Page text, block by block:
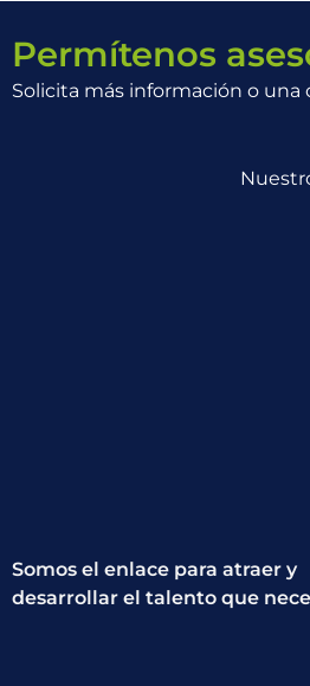
Permítenos
Solicita más información o
Somos el enlace para atraer y
desarrollar el talento que